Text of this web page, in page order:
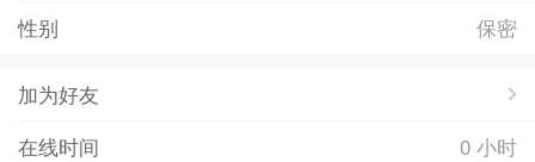
性别
保密
加为好友
在线时间
0 小时